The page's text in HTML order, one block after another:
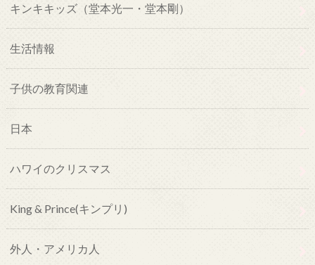
キンキキッズ（堂本光一・堂本剛）
生活情報
子供の教育関連
日本
ハワイのクリスマス
King & Prince(キンプリ)
外人・アメリカ人